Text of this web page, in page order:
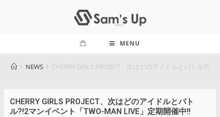
MENU
NEWS CHERRY GIRLS PROJECT、次はどのアイドルとバトル?!2
CHERRY GIRLS PROJECT、次はどのアイドルとバト
ル?!2マンイベント「TWO-MAN LIVE」定期開催中!!